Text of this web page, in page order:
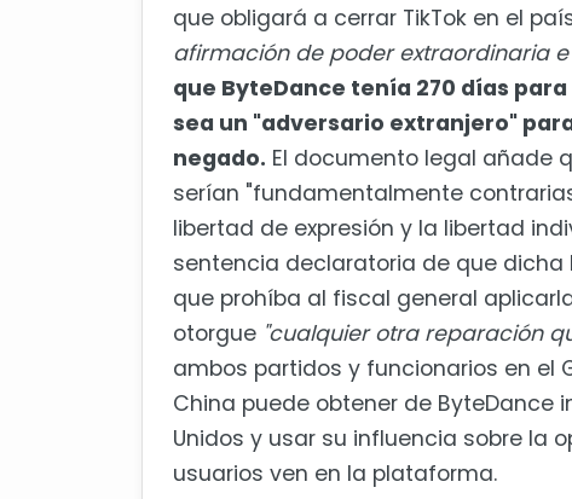
que obligará a cerrar TikTok en el
afirmación de poder extraordinaria e
que ByteDance tenía 270 días
sea un "adversario extranjero"
negado. El documento legal añade
serían "fundamentalmente
libertad de expresión y la libertad
sentencia declaratoria de que dicha
que prohíba al fiscal general
otorgue "cualquier otra reparación
ambos partidos y funcionarios en el
China puede obtener de ByteDance
Unidos y usar su influencia sobre la
usuarios ven en la plataforma.